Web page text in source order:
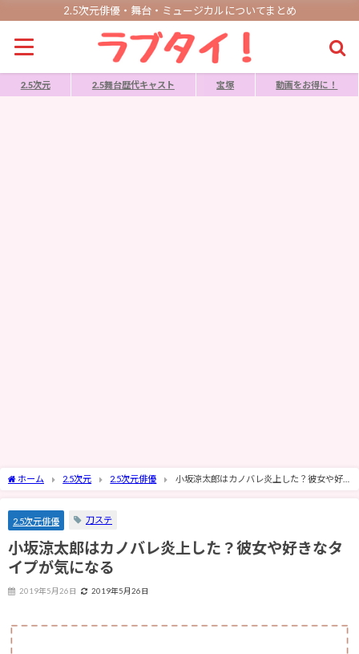
2.5次元俳優・舞台・ミュージカルについてまとめ
2.5次元 2.5舞台歴代キャスト 宝塚 動画をお得に！
ホーム 2.5次元 2.5次元俳優
小坂涼太郎はカノバレ炎上した？彼女や好
2.5次元俳優 刀ステ
小坂涼太郎はカノバレ炎上した？彼女や好きなタ
イプが気になる
2019年5月26日 2019年5月26日